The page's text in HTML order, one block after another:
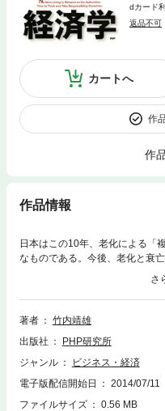
dカード
返品不可
カートへ
作
作
作品情報
日本はこの10年、老化による「
なものである。今後、老化と衰
が、老化を遅らせ「豊かな老後
ためにはどうしたらよいか。本
路なし」と説く。ただ社会主義
する資本主義をもたらすわけで
う。また、個人が自由に自分の
てしまったほうがよい。たとえ
平静に衰亡の姿と向き合って自
「国家につながれた奴隷になる
著者
竹内靖雄
出版社
PHP研究所
ジャンル
ビジネス・経済
電子版配信開始日
2014/07/11
ファイルサイズ
0.56 MB